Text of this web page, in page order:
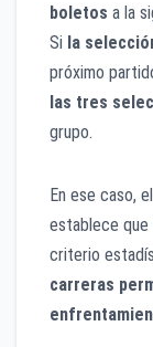
boletos a la
Si la
próximo
las tres
grupo.
En ese caso,
establece que
criterio
carreras